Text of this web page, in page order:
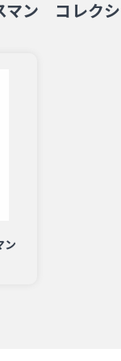
マン コレク
ン